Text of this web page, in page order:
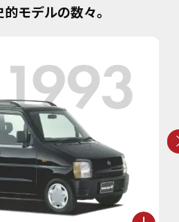
モデルの数々。